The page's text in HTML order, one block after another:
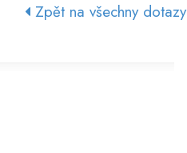
Zpět na všechny dotazy